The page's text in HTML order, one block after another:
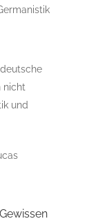
nicht
und